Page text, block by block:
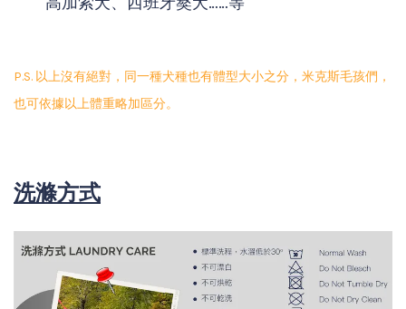
P.S. 以上沒有絕對，同一種犬種也有體型大小之分，米克斯毛孩們，
也可依據以上體重略加區分。
洗滌方式